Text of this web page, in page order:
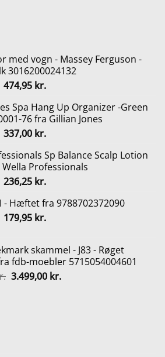
med vogn - Massey Ferguson -
3016200024132
Den
pris
var:
499,95 kr..
474,95 kr.Den
pris
er:
474,95 kr..
Spa Hang Up Organizer -Green
76 fra Gillian Jones
Den
pris
var:
449,00 kr..
337,00 kr.Den
pris
er:
337,00 kr..
Sp Balance Scalp Lotion
Professionals
Den
pris
var:
236,25 kr.Den
pris
er:
- Hæftet fra 9788702372090
Den
var:
199,95 kr..
179,95 kr.Den
er:
179,95 kr..
skammel - J83 - Røget
fdb-moebler 5715054004601
Den
3.499,00 kr.Den